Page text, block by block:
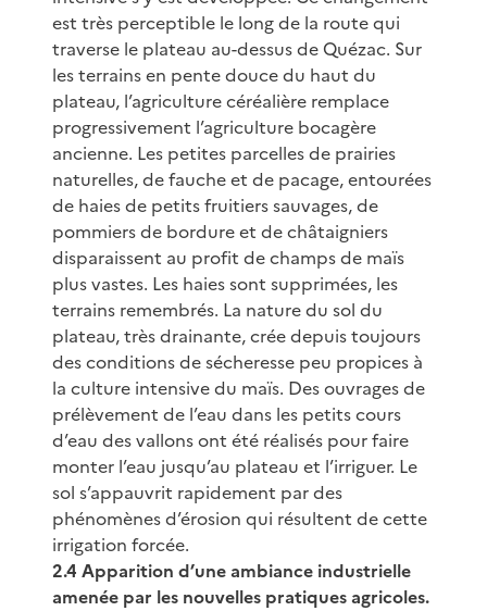
est très perceptible le long de la route qui
traverse le plateau au-dessus de Quézac. Sur
les terrains en pente douce du haut du
plateau, l’agriculture céréalière remplace
progressivement l’agriculture bocagère
ancienne. Les petites parcelles de prairies
naturelles, de fauche et de pacage, entourées
de haies de petits fruitiers sauvages, de
pommiers de bordure et de châtaigniers
disparaissent au profit de champs de maïs
plus vastes. Les haies sont supprimées, les
terrains remembrés. La nature du sol du
plateau, très drainante, crée depuis toujours
des conditions de sécheresse peu propices à
la culture intensive du maïs. Des ouvrages de
prélèvement de l’eau dans les petits cours
d’eau des vallons ont été réalisés pour faire
monter l’eau jusqu’au plateau et l’irriguer. Le
sol s’appauvrit rapidement par des
phénomènes d’érosion qui résultent de cette
irrigation forcée.
2.4 Apparition d’une ambiance industrielle
amenée par les nouvelles pratiques agricoles.